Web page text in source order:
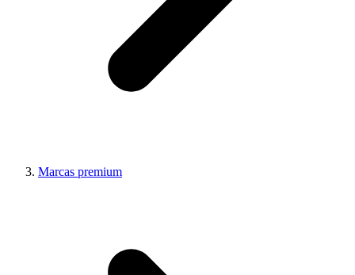
Marcas premium